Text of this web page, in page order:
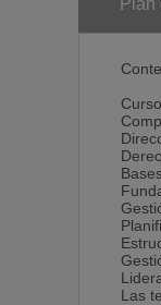
(*)Un
Los
Fin
El
Plan
Las